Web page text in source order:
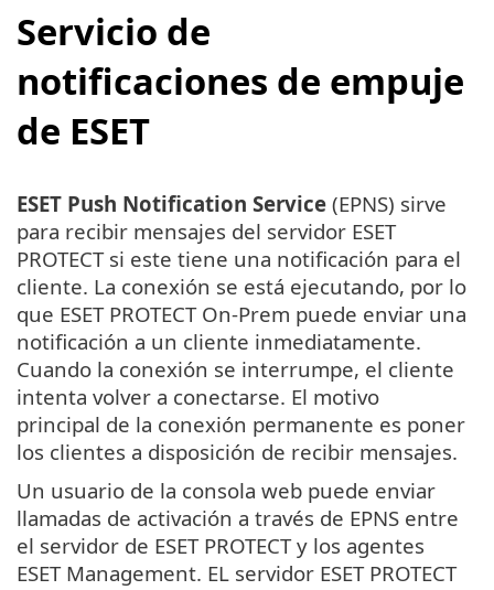
Servicio de
notificaciones de empuje
de ESET
ESET Push Notification Service (EPNS) sirve
para recibir mensajes del servidor ESET
PROTECT si este tiene una notificación para el
cliente. La conexión se está ejecutando, por lo
que ESET PROTECT On-Prem puede enviar una
notificación a un cliente inmediatamente.
Cuando la conexión se interrumpe, el cliente
intenta volver a conectarse. El motivo
principal de la conexión permanente es poner
los clientes a disposición de recibir mensajes.
Un usuario de la consola web puede enviar
llamadas de activación a través de EPNS entre
el servidor de ESET PROTECT y los agentes
ESET Management. EL servidor ESET PROTECT